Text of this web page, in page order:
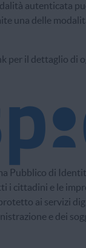
autenticata
una delle
per il dettaglio di
Pubblico di
i cittadini e le
ai servizi
e dei